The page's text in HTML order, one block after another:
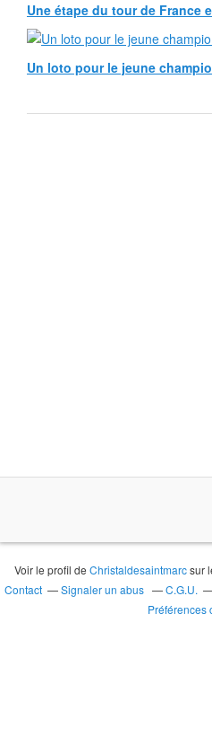
Une étape du tour de France
Un loto pour le jeune
Voir le profil deChristaldesaintmarcsur
Contact
Signaler un abus C.G.U.
Préférences